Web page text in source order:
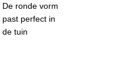
De ronde vorm
past perfect in
de tuin